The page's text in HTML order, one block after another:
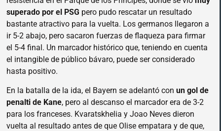
superado por el PSG pero pudo rescatar un resultado
bastante atractivo para la vuelta. Los germanos llegaron a
ir 5-2 abajo, pero sacaron fuerzas de flaqueza para firmar
el 5-4 final. Un marcador histórico que, teniendo en cuenta
el intangible de público bávaro, puede ser considerado
hasta positivo.
En la batalla de la ida, el Bayern se adelantó con un gol de
penalti de Kane, pero al descanso el marcador era de 3-2
para los franceses. Kvaratskhelia y Joao Neves dieron
vuelta al resultado antes de que Olise empatara y de que,